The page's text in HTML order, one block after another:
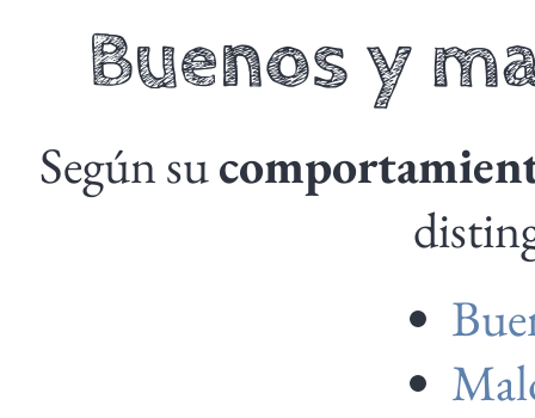
Buenos y
Según su